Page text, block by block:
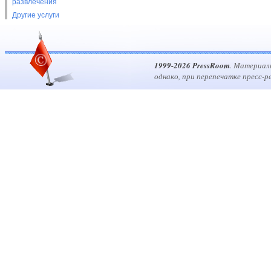
развлечения
Другие услуги
1999-2026 PressRoom.
однако, при перепечатке пресс-